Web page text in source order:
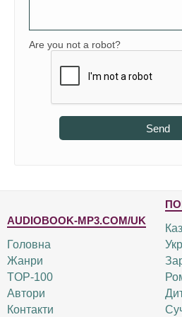
Are you not a robot?
Send
AUDIOBOOK-MP3.COM/UK
Головна
Жанри
TOP-100
Автори
Контакти